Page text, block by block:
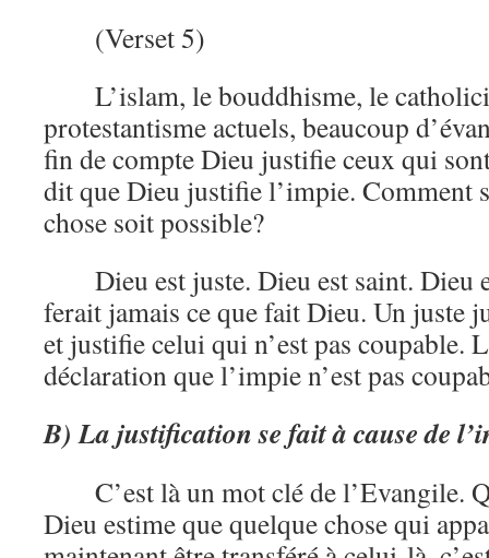
(Verset 5)
L’islam, le bouddhisme, le
protestantisme actuels, beaucoup
fin de compte Dieu justifie ceux qui
dit que Dieu justifie l’impie. Comment
chose soit possible?
Dieu est juste. Dieu est saint. Dieu
ferait jamais ce que fait Dieu. Un juste
et justifie celui qui n’est pas coupable.
déclaration que l’impie n’est pas
B) La justification se fait à cause de
C’est là un mot clé de l’Evangile.
Dieu estime que quelque chose qui